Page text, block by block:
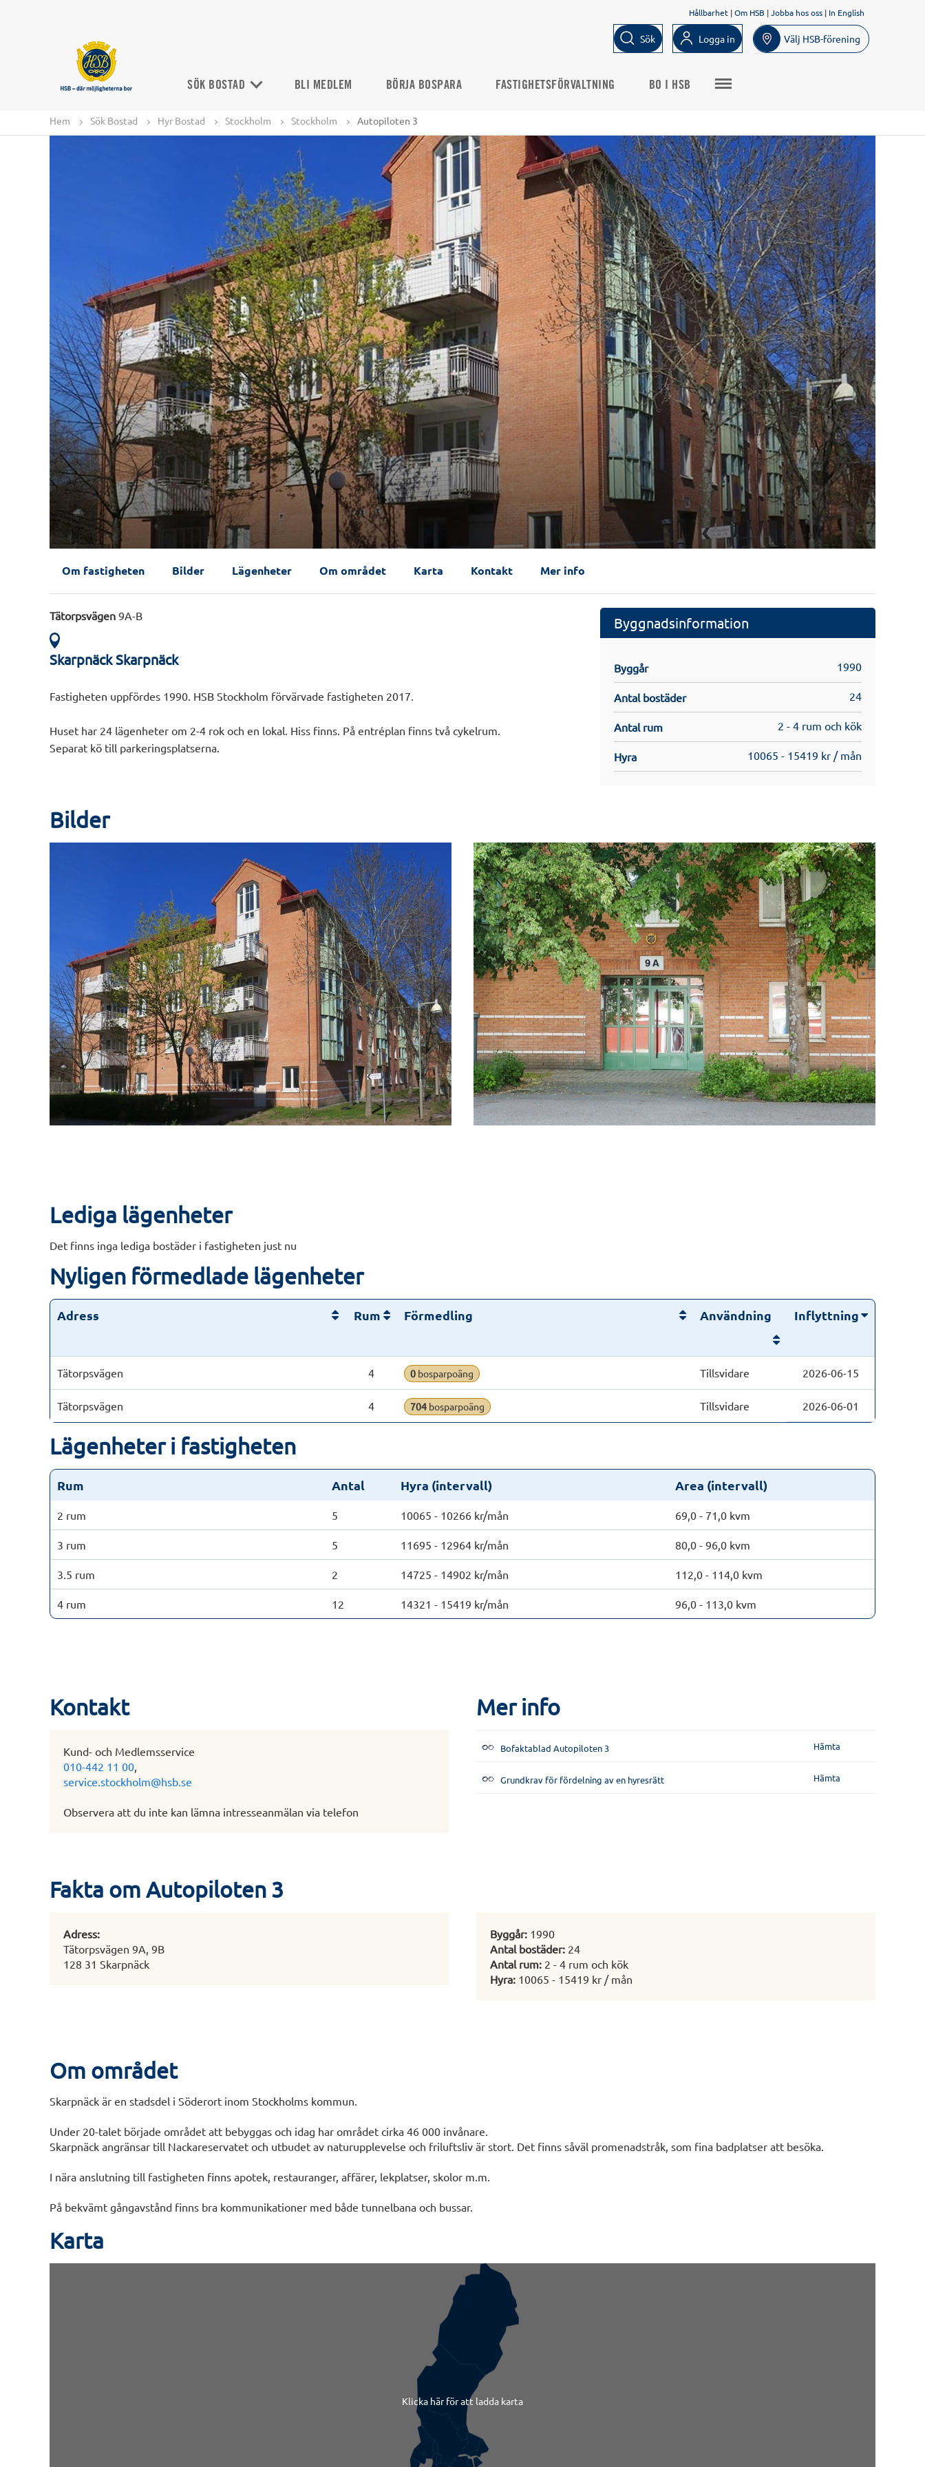
Hållbarhet |Om HSB |Jobba hos oss | In English
Sök Logga in Välj HSB-förening
SÖK BOSTAD BLI MEDLEM BÖRJA BOSPARA FASTIGHETSFÖRVALTNING BO I HSB
Hem Sök Bostad Hyr Bostad Stockholm Stockholm Autopiloten 3
Om fastigheten Bilder Lägenheter Om området Karta Kontakt Mer info
Tätorpsvägen 9A-B
Skarpnäck Skarpnäck
Fastigheten uppfördes 1990. HSB Stockholm förvärvade fastigheten 2017.
Huset har 24 lägenheter om 2-4 rok och en lokal. Hiss finns. På entréplan finns två cykelrum.
Separat kö till parkeringsplatserna.
Byggnadsinformation
Byggår 1990
Antal bostäder 24
Antal rum 2 - 4 rum och kök
Hyra 10065 - 15419 kr / mån
Bilder
Lediga lägenheter
Det finns inga lediga bostäder i fastigheten just nu
Nyligen förmedlade lägenheter
Adress Rum Förmedling Användning Inflyttning
Tätorpsvägen 4 0 bosparpoäng Tillsvidare 2026-06-15
Tätorpsvägen 4 704 bosparpoäng Tillsvidare 2026-06-01
Lägenheter i fastigheten
Rum Antal Hyra (intervall) Area (intervall)
2 rum 5 10065 - 10266 kr/mån 69,0 - 71,0 kvm
3 rum 5 11695 - 12964 kr/mån 80,0 - 96,0 kvm
3.5 rum 2 14725 - 14902 kr/mån 112,0 - 114,0 kvm
4 rum 12 14321 - 15419 kr/mån 96,0 - 113,0 kvm
Kontakt
Kund- och Medlemsservice
010-442 11 00,
service.stockholm@hsb.se
Observera att du inte kan lämna intresseanmälan via telefon
Mer info
Bofaktablad Autopiloten 3 Hämta
Grundkrav för fördelning av en hyresrätt Hämta
Fakta om Autopiloten 3
Adress:
Tätorpsvägen 9A, 9B
128 31 Skarpnäck
Byggår: 1990
Antal bostäder: 24
Antal rum: 2 - 4 rum och kök
Hyra: 10065 - 15419 kr / mån
Om området
Skarpnäck är en stadsdel i Söderort inom Stockholms kommun.
Under 20-talet började området att bebyggas och idag har området cirka 46 000 invånare.
Skarpnäck angränsar till Nackareservatet och utbudet av naturupplevelse och friluftsliv är stort. Det finns såväl promenadstråk, som fina badplatser att besöka.
I nära anslutning till fastigheten finns apotek, restauranger, affärer, lekplatser, skolor m.m.
På bekvämt gångavstånd finns bra kommunikationer med både tunnelbana och bussar.
Karta
Klicka här för att ladda karta